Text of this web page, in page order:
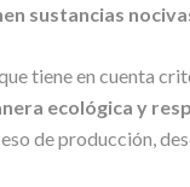
sustancias
tiene en cuenta
ecológica y
de producción,